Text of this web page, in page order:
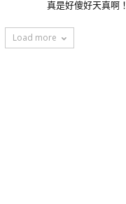
真是好傻好天真啊！
Load more